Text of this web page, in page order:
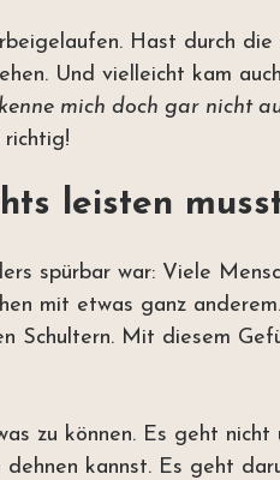
Hast durch die
Und vielleicht kam
mich doch gar nicht
leisten
spürbar war: Viele
mit etwas ganz anderem.
Schultern. Mit diesem
zu können. Es geht nicht
kannst. Es geht